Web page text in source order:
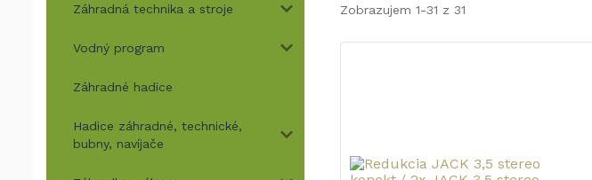
Záhradná technika a stroje
Vodný program
Záhradné hadice
Hadice záhradné, technické,
bubny, navíjače
Zobrazujem 1-31 z 31